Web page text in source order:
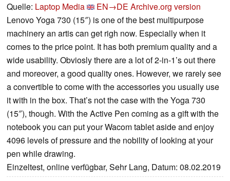
Quelle: Laptop Media EN→DE Archive.org version
Lenovo Yoga 730 (15″) is one of the best multipurpose
machinery an artis can get righ now. Especially when it
comes to the price point. It has both premium quality and a
wide usability. Obviosly there are a lot of 2-in-1’s out there
and moreover, a good quality ones. However, we rarely see
a convertible to come with the accessories you usually use
it with in the box. That’s not the case with the Yoga 730
(15″), though. With the Active Pen coming as a gift with the
notebook you can put your Wacom tablet aside and enjoy
4096 levels of pressure and the nobility of looking at your
pen while drawing.
Einzeltest, online verfügbar, Sehr Lang, Datum: 08.02.2019